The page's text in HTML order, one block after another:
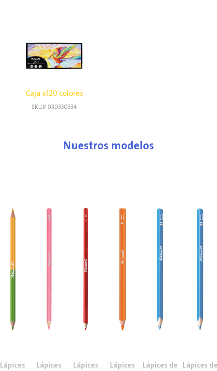
Caja x120 colores
SKU# 030330334
Nuestros modelos
Lápices
Lápices
Lápices
Lápices
Lápices de
Lápices